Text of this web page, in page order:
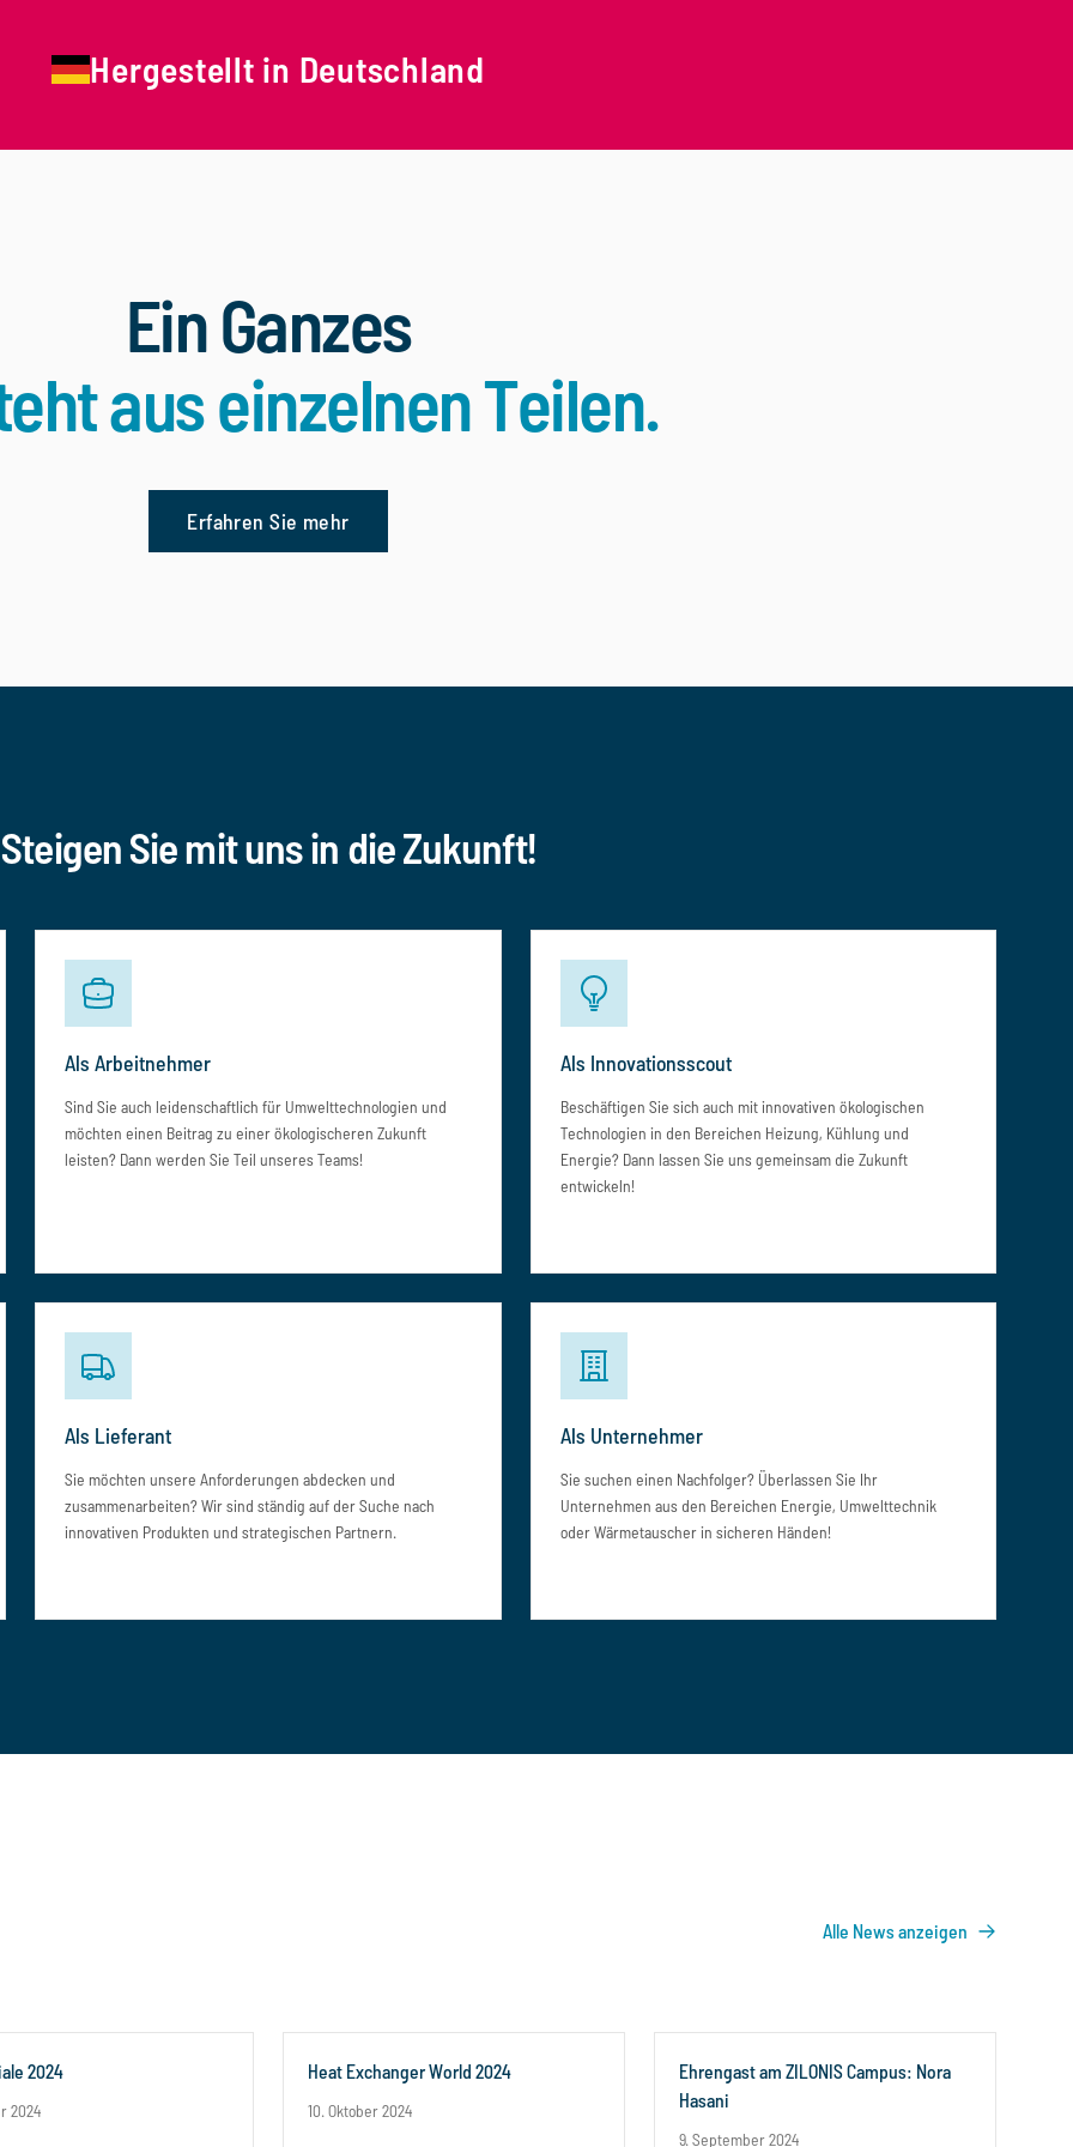
Hergestellt in Deutschland
Ein Ganzes
aus einzelnen Teilen.
Erfahren Sie mehr
Steigen Sie mit uns in die Zukunft!
Als Arbeitnehmer
Sind Sie auch leidenschaftlich für Umwelttechnologien und
möchten einen Beitrag zu einer ökologischeren Zukunft
leisten? Dann werden Sie Teil unseres Teams!
Als Innovationsscout
Beschäftigen Sie sich auch mit innovativen ökologischen
Technologien in den Bereichen Heizung, Kühlung und
Energie? Dann lassen Sie uns gemeinsam die Zukunft
entwickeln!
Als Lieferant
Sie möchten unsere Anforderungen abdecken und
zusammenarbeiten? Wir sind ständig auf der Suche nach
innovativen Produkten und strategischen Partnern.
Als Unternehmer
Sie suchen einen Nachfolger? Überlassen Sie Ihr
Unternehmen aus den Bereichen Energie, Umwelttechnik
oder Wärmetauscher in sicheren Händen!
Alle News anzeigen
2024
2024
Heat Exchanger World 2024
10. Oktober 2024
Ehrengast am ZILONIS Campus: Nora
Hasani
9. September 2024